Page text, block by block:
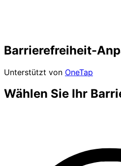
Barrierefreiheit-
Unterstützt von OneTap
Wählen Sie Ihr